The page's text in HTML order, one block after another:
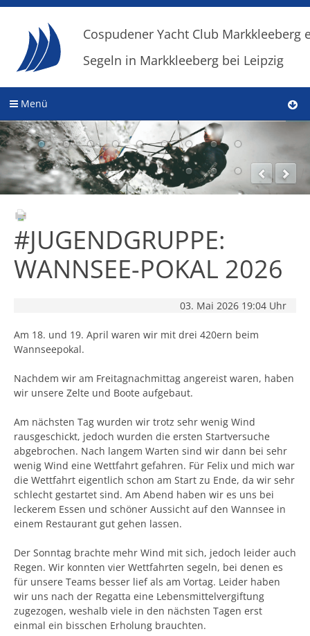
Cospudener Yacht Club Markkleeberg
Segeln in Markkleeberg bei Leipzig
Menü
#JUGENDGRUPPE:
WANNSEE-POKAL 2026
03. Mai 2026 19:04 Uhr
Am 18. und 19. April waren wir mit drei 420ern beim
Wannseepokal.
Nachdem wir am Freitagnachmittag angereist waren, haben
wir unsere Zelte und Boote aufgebaut.
Am nächsten Tag wurden wir trotz sehr wenig Wind
rausgeschickt, jedoch wurden die ersten Startversuche
abgebrochen. Nach langem Warten sind wir dann bei sehr
wenig Wind eine Wettfahrt gefahren. Für Felix und mich war
die Wettfahrt eigentlich schon am Start zu Ende, da wir sehr
schlecht gestartet sind. Am Abend haben wir es uns bei
leckerem Essen und schöner Aussicht auf den Wannsee in
einem Restaurant gut gehen lassen.
Der Sonntag brachte mehr Wind mit sich, jedoch leider auch
Regen. Wir konnten vier Wettfahrten segeln, bei denen es
für unsere Teams besser lief als am Vortag. Leider haben
wir uns nach der Regatta eine Lebensmittelvergiftung
zugezogen, weshalb viele in den nächsten Tagen erst
einmal ein bisschen Erholung brauchten.